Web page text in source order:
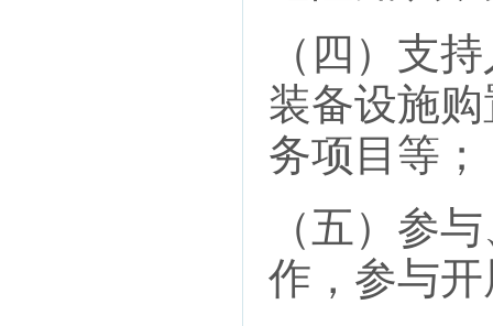
（四）支
装备设施
务项目等；
（五）参
作，参与